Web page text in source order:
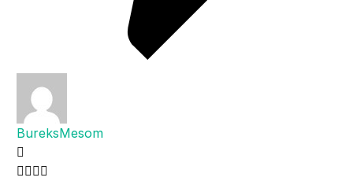
BureksMesom